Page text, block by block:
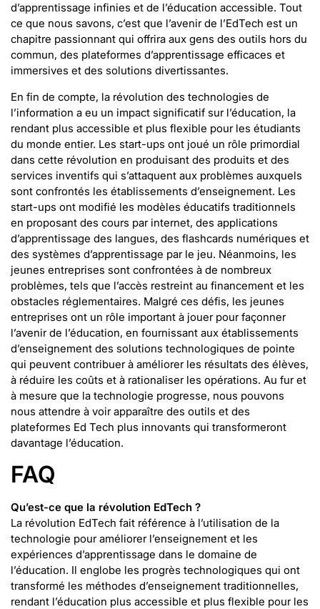
d’apprentissage infinies et de l’éducation accessible. Tout
ce que nous savons, c’est que l’avenir de l’EdTech est un
chapitre passionnant qui offrira aux gens des outils hors du
commun, des plateformes d’apprentissage efficaces et
immersives et des solutions divertissantes.
En fin de compte, la révolution des technologies de
l’information a eu un impact significatif sur l’éducation, la
rendant plus accessible et plus flexible pour les étudiants
du monde entier. Les start-ups ont joué un rôle primordial
dans cette révolution en produisant des produits et des
services inventifs qui s’attaquent aux problèmes auxquels
sont confrontés les établissements d’enseignement. Les
start-ups ont modifié les modèles éducatifs traditionnels
en proposant des cours par internet, des applications
d’apprentissage des langues, des flashcards numériques et
des systèmes d’apprentissage par le jeu. Néanmoins, les
jeunes entreprises sont confrontées à de nombreux
problèmes, tels que l’accès restreint au financement et les
obstacles réglementaires. Malgré ces défis, les jeunes
entreprises ont un rôle important à jouer pour façonner
l’avenir de l’éducation, en fournissant aux établissements
d’enseignement des solutions technologiques de pointe
qui peuvent contribuer à améliorer les résultats des élèves,
à réduire les coûts et à rationaliser les opérations. Au fur et
à mesure que la technologie progresse, nous pouvons
nous attendre à voir apparaître des outils et des
plateformes Ed Tech plus innovants qui transformeront
davantage l’éducation.
FAQ
Qu’est-ce que la révolution EdTech ?
La révolution EdTech fait référence à l’utilisation de la
technologie pour améliorer l’enseignement et les
expériences d’apprentissage dans le domaine de
l’éducation. Il englobe les progrès technologiques qui ont
transformé les méthodes d’enseignement traditionnelles,
rendant l’éducation plus accessible et plus flexible pour les